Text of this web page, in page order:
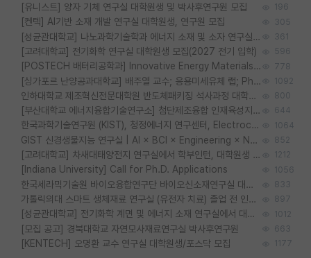
[유니스트] 양자 기체 연구실 대학원생 및 박사후연구원 모집 196
[켄텍] AI기반 소재 개발 연구실 대학원생, 연구원 모집 305
[성균관대학교] 나노과학기술학과 에너지 소재 및 소자 연구실 대학원생 모집 361
[고려대학교] 전기화학 연구실 대학원생 모집(2027 전기 입학) 596
[POSTECH 배터리공학과] Innovative Energy Materials Lab 대학원생 모집 (특성화대학원) 778
[싱가포르 난양공과대학교] 배주열 교수; 응용미세유체 랩; PhD/Postdoc/Visiting 모집 1092
인하대학교 제조혁신전문대학원 반도체패키징 석사과정 대학원생 모집 800
[부산대학교 에너지융합기술연구소] 첨단제조융합 인재육성지원 박사후연구원 채용 (이진홍 교수님 연구실) 644
한국과학기술연구원 (KIST), 청정에너지 연구센터, Electrochemical Materials and Devices (Emd) Lab에서 학생을 모집합니다. (연,고대) 1064
GIST 신경생물지능 연구실 | AI × BCI × Engineering × Neuroscience 이노코어 Post-doc 모집 852
[고려대학교] 차새대태양전지 연구실에서 학부인턴, 대학원생 및 Post.Doc.을 모집합니다. 1212
[Indiana University] Call for Ph.D. Applications 1056
한국세라믹기술원 바이오융합연구단 바이오신소재연구실 대학원생/학부인턴 모집 833
가톨릭의대 스마트 생체재료 연구실 (유전자 치료) 졸업 전 인턴 및 대학원생 모집 897
[성균관대학교] 전기화학 계면 및 에너지 소재 연구실에서 대학원생을 모집합니다. 1012
[모집 공고] 경북대학교 자연모사재료연구실 박사후연구원 663
[KENTECH] 오명환 교수 연구실 대학원생/포스닥 모집 1177